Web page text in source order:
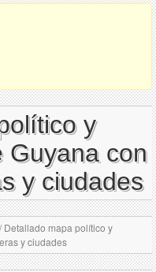
y
Guyana con
y ciudades
/Detallado mapa político y
y ciudades